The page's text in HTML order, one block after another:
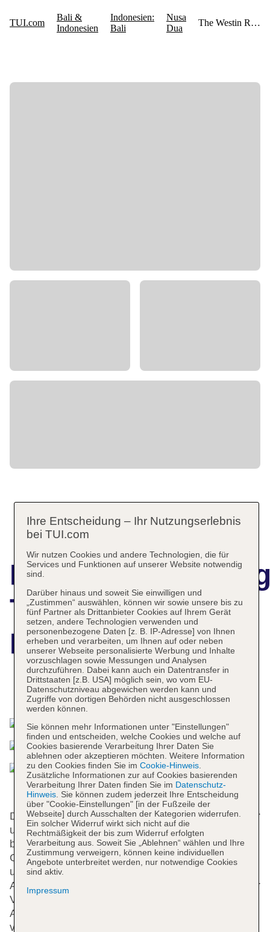
The Westin
Resort Nusa Dua
Das bietet Ihre Unterkunft
Das Resort mit 8 Aufzügen verfügt über 355 Zimmer
und 35 Suiten. Die Rezeption ist rund um die Uhr
besetzt. Serviceleistungen wie eine
Gepäckaufbewahrung, ein Safe, eine Wechselstube
und ein Geldautomat tragen zu einem komfortablen
Aufenthalt bei. In der Unterbringung steht WLAN zur
Verfügung. Hilfestellung bei der Buchung von
Ausflügen wird am Tourdesk geboten. Die Anlage
verfügt über eine Reihe von behindertengerechten
Ihre Entscheidung – Ihr Nutzungserlebnis
bei TUI.com
Wir nutzen Cookies und andere Technologien, die für
Services und Funktionen auf unserer Website notwendig
sind.
Darüber hinaus und soweit Sie einwilligen und
„Zustimmen“ auswählen, können wir sowie unsere bis zu
fünf Partner als Drittanbieter Cookies auf Ihrem Gerät
setzen, andere Technologien verwenden und
personenbezogene Daten [z. B. IP-Adresse] von Ihnen
erheben und verarbeiten, um Ihnen auf oder neben
unserer Webseite personalisierte Werbung und Inhalte
vorzuschlagen sowie Messungen und Analysen
durchzuführen. Dabei kann auch ein Datentransfer in
Drittstaaten [z.B. USA] möglich sein, wo vom EU-
Datenschutzniveau abgewichen werden kann und
Zugriffe von dortigen Behörden nicht ausgeschlossen
werden können.
Sie können mehr Informationen unter "Einstellungen"
finden und entscheiden, welche Cookies und welche auf
Cookies basierende Verarbeitung Ihrer Daten Sie
ablehnen oder akzeptieren möchten. Weitere Information
zu den Cookies finden Sie im Cookie-Hinweis.
Zusätzliche Informationen zur auf Cookies basierenden
Verarbeitung Ihrer Daten finden Sie im Datenschutz-
Hinweis. Sie können zudem jederzeit Ihre Entscheidung
über "Cookie-Einstellungen" [in der Fußzeile der
Webseite] durch Ausschalten der Kategorien widerrufen.
Ein solcher Widerruf wirkt sich nicht auf die
Rechtmäßigkeit der bis zum Widerruf erfolgten
Verarbeitung aus. Soweit Sie „Ablehnen“ wählen und Ihre
Zustimmung verweigern, können keine individuellen
Angebote unterbreitet werden, nur notwendige Cookies
sind aktiv.
Impressum